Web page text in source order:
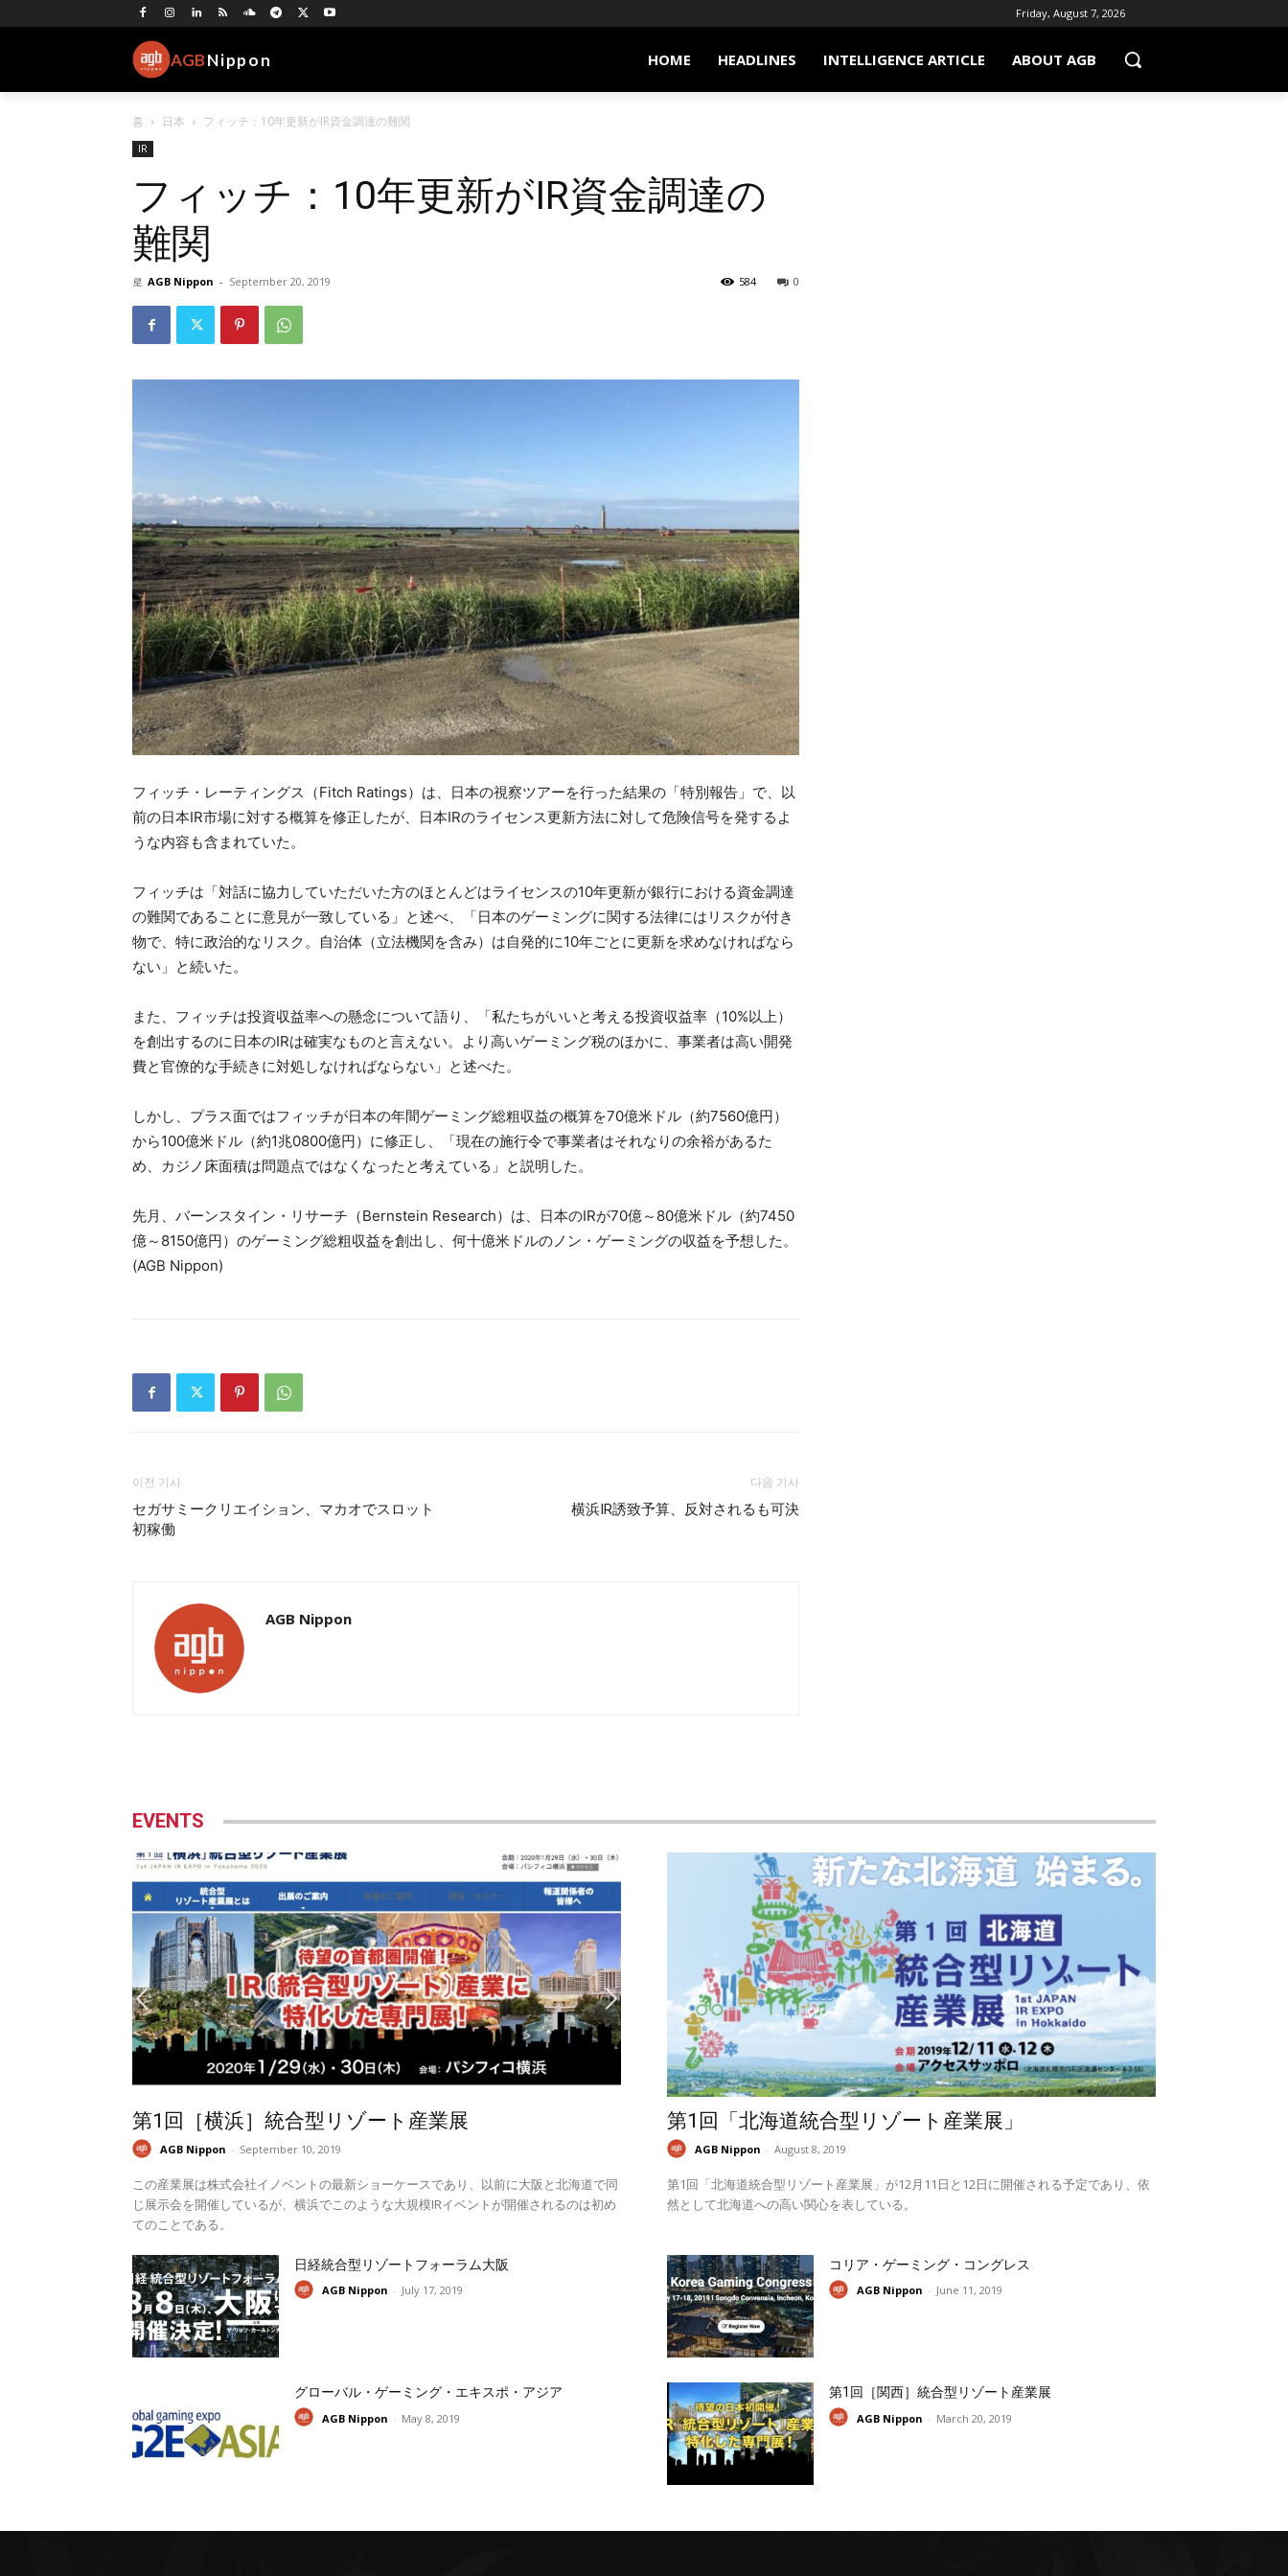
Friday, August 7, 2026
AGBNippon HOME HEADLINES INTELLIGENCE ARTICLE ABOUT AGB
홈 日本 フィッチ：10年更新がIR資金調達の難関
IR
フィッチ：10年更新がIR資金調達の
難関
로 AGB Nippon - September 20, 2019 0
584
フィッチ・レーティングス（Fitch Ratings）は、日本の視察ツアーを行った結果の「特別報告」で、以
前の日本IR市場に対する概算を修正したが、日本IRのライセンス更新方法に対して危険信号を発するよ
うな内容も含まれていた。
フィッチは「対話に協力していただいた方のほとんどはライセンスの10年更新が銀行における資金調達
の難関であることに意見が一致している」と述べ、「日本のゲーミングに関する法律にはリスクが付き
物で、特に政治的なリスク。自治体（立法機関を含み）は自発的に10年ごとに更新を求めなければなら
ない」と続いた。
また、フィッチは投資収益率への懸念について語り、「私たちがいいと考える投資収益率（10%以上）
を創出するのに日本のIRは確実なものと言えない。より高いゲーミング税のほかに、事業者は高い開発
費と官僚的な手続きに対処しなければならない」と述べた。
しかし、プラス面ではフィッチが日本の年間ゲーミング総粗収益の概算を70億米ドル（約7560億円）
から100億米ドル（約1兆0800億円）に修正し、「現在の施行令で事業者はそれなりの余裕があるた
め、カジノ床面積は問題点ではなくなったと考えている」と説明した。
先月、バーンスタイン・リサーチ（Bernstein Research）は、日本のIRが70億～80億米ドル（約7450
億～8150億円）のゲーミング総粗収益を創出し、何十億米ドルのノン・ゲーミングの収益を予想した。
(AGB Nippon)
이전 기사
セガサミークリエイション、マカオでスロット
初稼働
다음 기사
横浜IR誘致予算、反対されるも可決
AGB Nippon
EVENTS
第1回［横浜］統合型リゾート産業展
AGB Nippon - September 10, 2019
この産業展は株式会社イノベントの最新ショーケースであり、以前に大阪と北海道で同
じ展示会を開催しているが、横浜でこのような大規模IRイベントが開催されるのは初め
てのことである。
第1回「北海道統合型リゾート産業展」
AGB Nippon - August 8, 2019
第1回「北海道統合型リゾート産業展」が12月11日と12日に開催される予定であり、依
然として北海道への高い関心を表している。
日経統合型リゾートフォーラム大阪
AGB Nippon - July 17, 2019
コリア・ゲーミング・コングレス
AGB Nippon - June 11, 2019
グローバル・ゲーミング・エキスポ・アジア
AGB Nippon - May 8, 2019
第1回［関西］統合型リゾート産業展
AGB Nippon - March 20, 2019